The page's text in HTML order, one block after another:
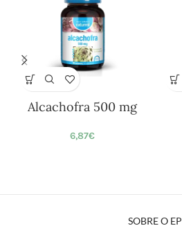
Alcachofra 500 mg
6,87€
SOBRE O EP